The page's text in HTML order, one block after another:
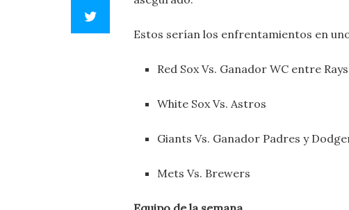
Estos serían los enfrentamientos en
Red Sox Vs. Ganador WC entre
White Sox Vs. Astros
Giants Vs. Ganador Padres y
Mets Vs. Brewers